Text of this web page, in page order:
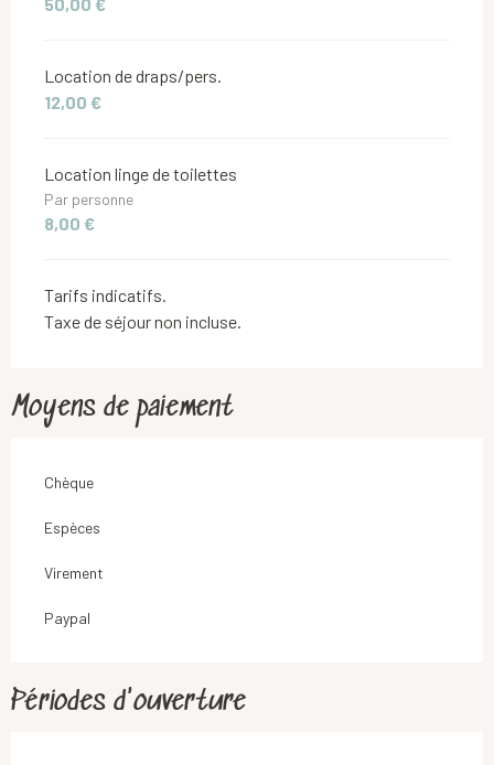
Location de draps/pers.
12,00 €
Location linge de toilettes
Par personne
8,00 €
Tarifs indicatifs.
Taxe de séjour non incluse.
Moyens de paiement
Chèque
Espèces
Virement
Paypal
Périodes d'ouverture